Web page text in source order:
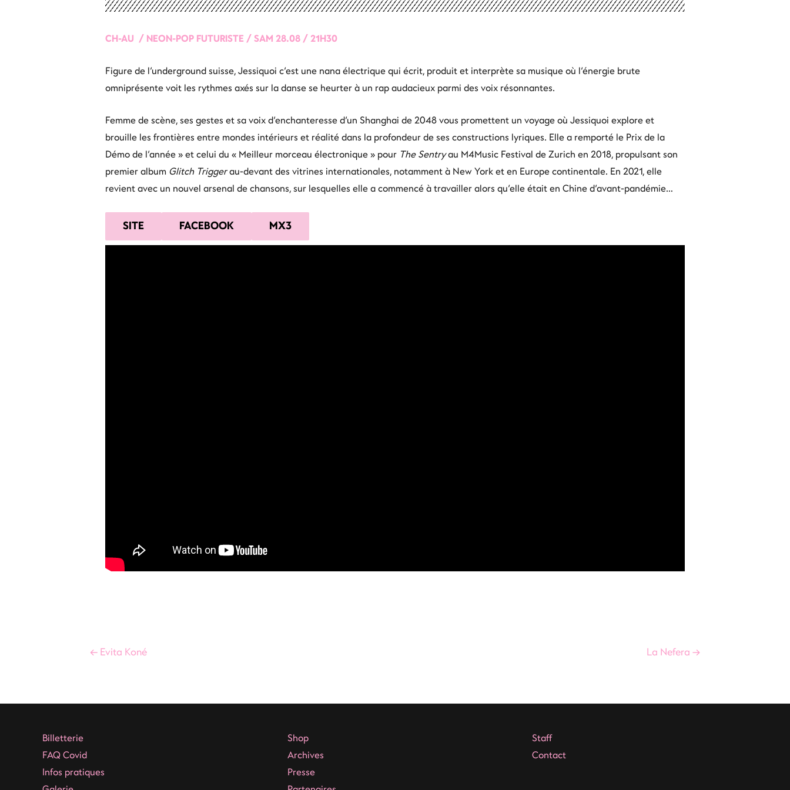
CH-AU  / NEON-POP FUTURISTE / SAM 28.08 / 21H30
Figure de l’underground suisse, Jessiquoi c’est une nana électrique qui écrit, produit et interprète sa musique où l’énergie brute
omniprésente voit les rythmes axés sur la danse se heurter à un rap audacieux parmi des voix résonnantes.
Femme de scène, ses gestes et sa voix d’enchanteresse d’un Shanghai de 2048 vous promettent un voyage où Jessiquoi explore et
brouille les frontières entre mondes intérieurs et réalité dans la profondeur de ses constructions lyriques. Elle a remporté le Prix de la
Démo de l’année » et celui du « Meilleur morceau électronique » pour The Sentryau M4Music Festival de Zurich en 2018, propulsant son
premier album Glitch Triggerau-devant des vitrines internationales, notamment à New York et en Europe continentale. En 2021, elle
revient avec un nouvel arsenal de chansons, sur lesquelles elle a commencé à travailler alors qu’elle était en Chine d’avant-pandémie…
SITE FACEBOOK MX3
Navigation
←Evita Koné La Nefera→
Billetterie
FAQ Covid
Infos pratiques
Shop
Archives
Presse
Staff
Contact